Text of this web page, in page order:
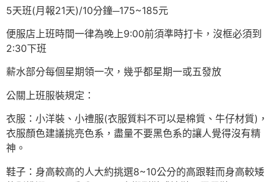
5天班(月報21天)/10分鐘─175~185元
便服店上班時間一律為晚上9:00前須準時打卡，沒框必須到
2:30下班
薪水部分每個星期領一次，幾乎都星期一或五發放
公關上班服裝規定：
衣服：小洋裝、小禮服(衣服質料不可以是棉質、牛仔材質)，
衣服顏色建議挑亮色系，盡量不要黑色系的讓人覺得沒有精
神。
鞋子：身高較高的人大約挑選8~10公分的高跟鞋而身高較矮